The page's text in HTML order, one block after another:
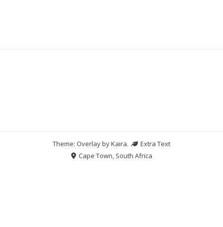
Theme: Overlay byKaira.
Extra Text
Cape Town, South Africa